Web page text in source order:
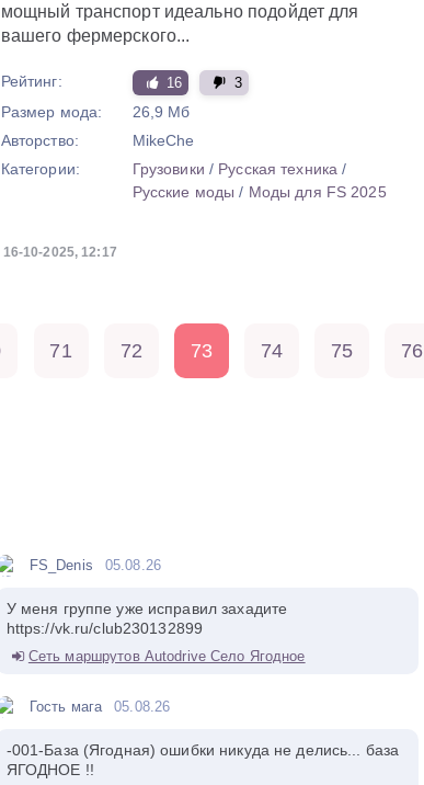
мощный транспорт идеально подойдет для
вашего фермерского...
Рейтинг: 16 3
Размер мода:
26,9 Мб
Авторство:
MikeChe
Категории:
Грузовики / Русская техника /
Русские моды / Моды для FS 2025
16-10-2025, 12:17
71 72 73 74 75 76
FS_Denis 05.08.26
У меня группе уже исправил захадите
https://vk.ru/club230132899
Сеть маршрутов Autodrive Село Ягодное
Гость мага 05.08.26
-001-База (Ягодная) ошибки никуда не делись... база
ЯГОДНОЕ !!